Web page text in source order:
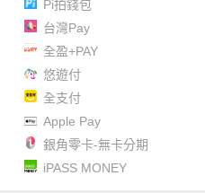
Pi拍錢包
台灣Pay
全盈+PAY
悠遊付
全支付
Apple Pay
銀角零卡-無卡分期
iPASS MONEY